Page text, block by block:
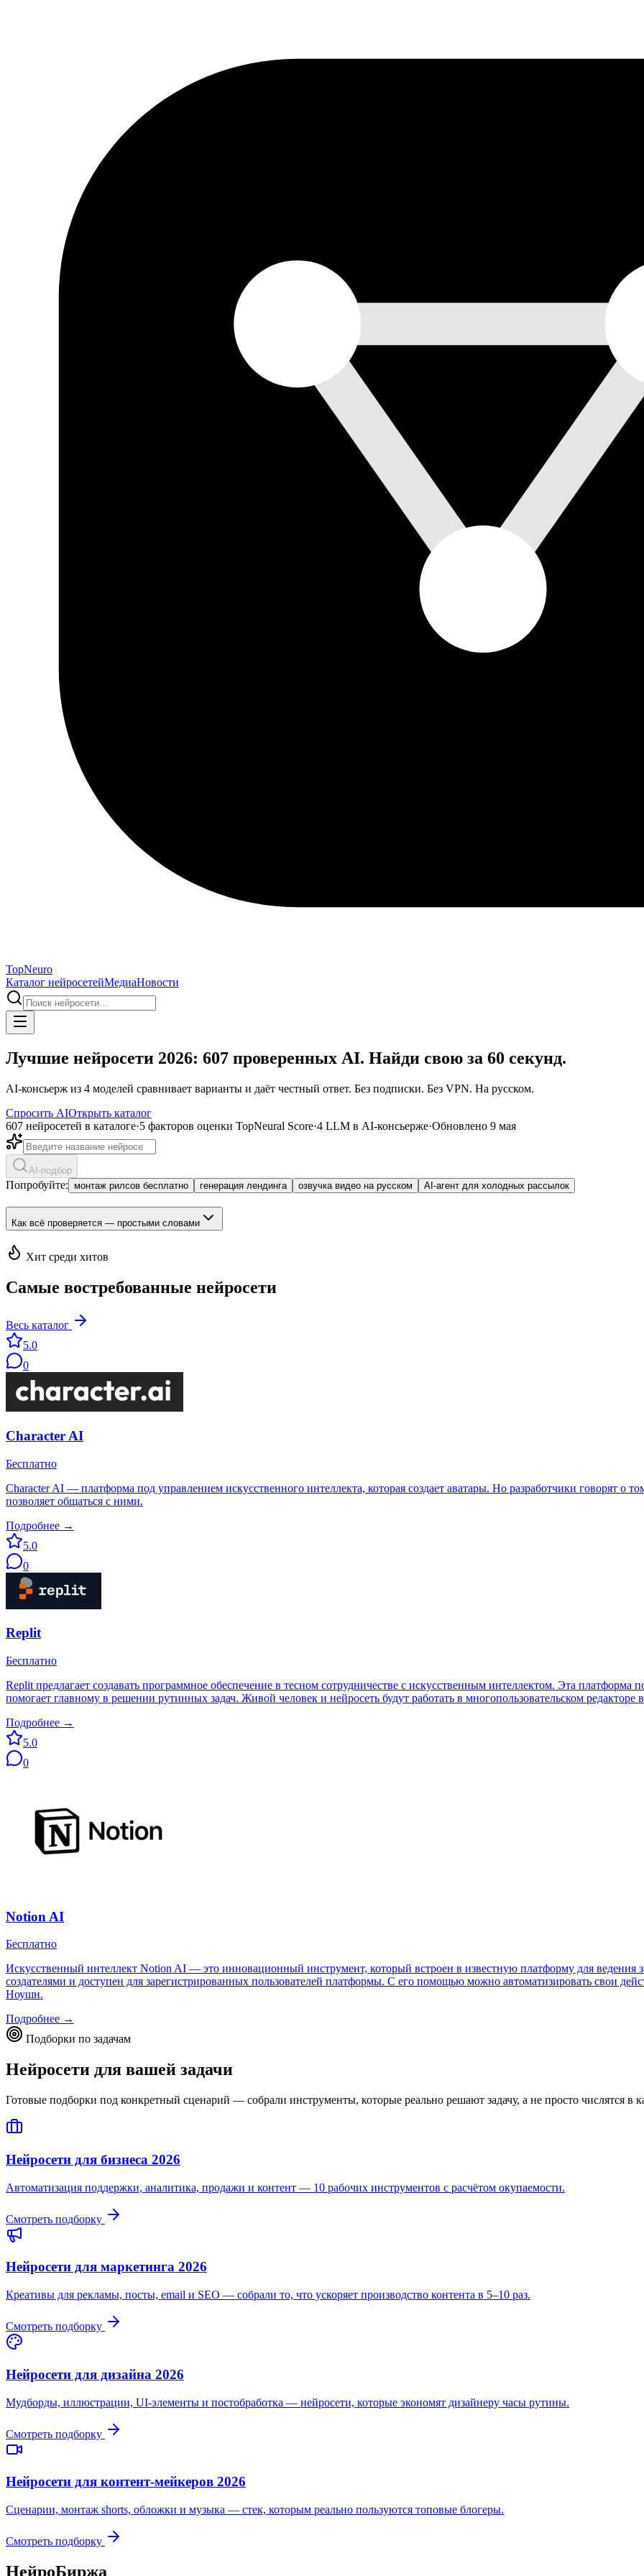
TopNeuro
Каталог нейросетейМедиаНовости
Лучшие нейросети 2026: 607 проверенных AI. Найди свою за 60 секунд.
AI-консьерж из 4 моделей сравнивает варианты и даёт честный ответ. Без подписки. Без VPN. На русском.
Спросить AIОткрыть каталог
607 нейросетей в каталоге·5 факторов оценки TopNeural Score·4 LLM в AI-консьерже·Обновлено 9 мая
AI-подбор
Попробуйте: монтаж рилсов бесплатно генерация лендинга озвучка видео на русском AI-агент для холодных рассылок
Как всё проверяется — простыми словами
Хит среди хитов
Самые востребованные нейросети
Весь каталог
5.0
0
Character AI
Бесплатно
Character AI — платформа под управлением искусственного интеллекта, которая создает аватары. Но разработчики говорят о
позволяет общаться с ними.
Подробнее →
5.0
0
Replit
Бесплатно
Replit предлагает создавать программное обеспечение в тесном сотрудничестве с искусственным интеллектом. Эта платформа
помогает главному в решении рутинных задач. Живой человек и нейросеть будут работать в многопользовательском
Подробнее →
5.0
0
Notion AI
Бесплатно
Искусственный интеллект Notion AI — это инновационный инструмент, который встроен в известную платформу для ведения
создателями и доступен для зарегистрированных пользователей платформы. С его помощью можно автоматизировать свои
Ноушн.
Подробнее →
Подборки по задачам
Нейросети для вашей задачи
Готовые подборки под конкретный сценарий — собрали инструменты, которые реально решают задачу, а не просто числятся в
Нейросети для бизнеса 2026
Автоматизация поддержки, аналитика, продажи и контент — 10 рабочих инструментов с расчётом окупаемости.
Смотреть подборку
Нейросети для маркетинга 2026
Креативы для рекламы, посты, email и SEO — собрали то, что ускоряет производство контента в 5–10 раз.
Смотреть подборку
Нейросети для дизайна 2026
Мудборды, иллюстрации, UI-элементы и постобработка — нейросети, которые экономят дизайнеру часы рутины.
Смотреть подборку
Нейросети для контент-мейкеров 2026
Сценарии, монтаж shorts, обложки и музыка — стек, которым реально пользуются топовые блогеры.
Смотреть подборку
НейроБиржа